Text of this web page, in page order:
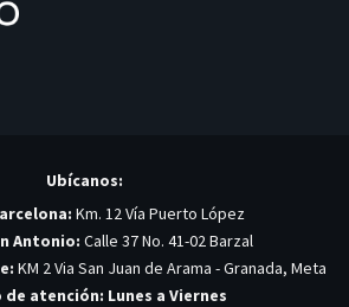
Ubícanos:
Km. 12 Vía Puerto López
Antonio: Calle 37 No. 41-02 Barzal
KM 2 Via San Juan de Arama - Granada, Meta
atención: Lunes a Viernes